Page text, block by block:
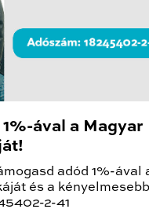
ával a Magyar
adód 1%-ával
és a kényelmesebb
2-41